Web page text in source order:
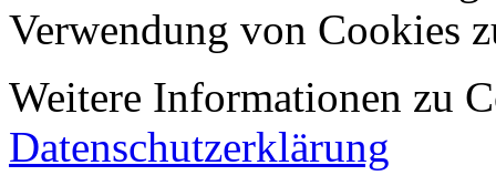
Verwendung von Cookies
Weitere Informationen zu
Datenschutzerklärung